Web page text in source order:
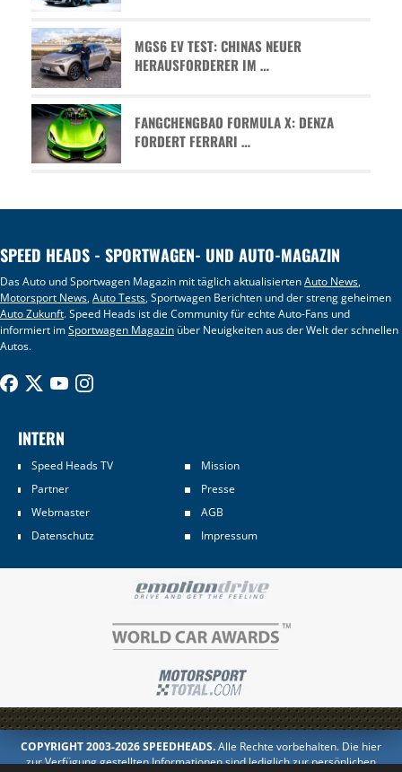
MGS6 EV TEST: CHINAS NEUER
HERAUSFORDERER IM …
FANGCHENGBAO FORMULA X: DENZA
FORDERT FERRARI …
SPEED HEADS - SPORTWAGEN- UND AUTO-MAGAZIN
Das Auto und Sportwagen Magazin mit täglich aktualisiertenAuto News,
Motorsport News,Auto Tests, Sportwagen Berichten und der streng geheimen
Auto Zukunft. Speed Heads ist die Community für echte Auto-Fans und
informiert imSportwagen Magazin über Neuigkeiten aus der Welt der schnellen
Autos.
INTERN
Speed Heads TV
Mission
Partner
Presse
Webmaster
AGB
Datenschutz
Impressum
COPYRIGHT 2003-2026 SPEEDHEADS.Alle Rechte vorbehalten. Die hier
zur Verfügung gestellten Informationen sind lediglich zur persönlichen